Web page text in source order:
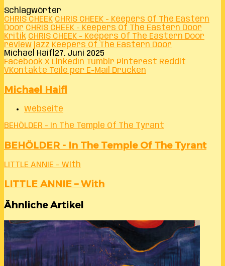
Schlagwörter
CHRIS CHEEK CHRIS CHEEK - Keepers Of The Eastern
Door CHRIS CHEEK - Keepers Of The Eastern Door
Kritik CHRIS CHEEK - Keepers Of The Eastern Door
review jazz Keepers Of The Eastern Door
Michael Haifl 27. Juni 2025
Facebook X LinkedIn Tumblr Pinterest Reddit
VKontakte Teile per E-Mail Drucken
Michael Haifl
Webseite
BEHÖLDER - In The Temple Of The Tyrant
BEHÖLDER - In The Temple Of The Tyrant
LITTLE ANNIE – With
LITTLE ANNIE – With
Ähnliche Artikel